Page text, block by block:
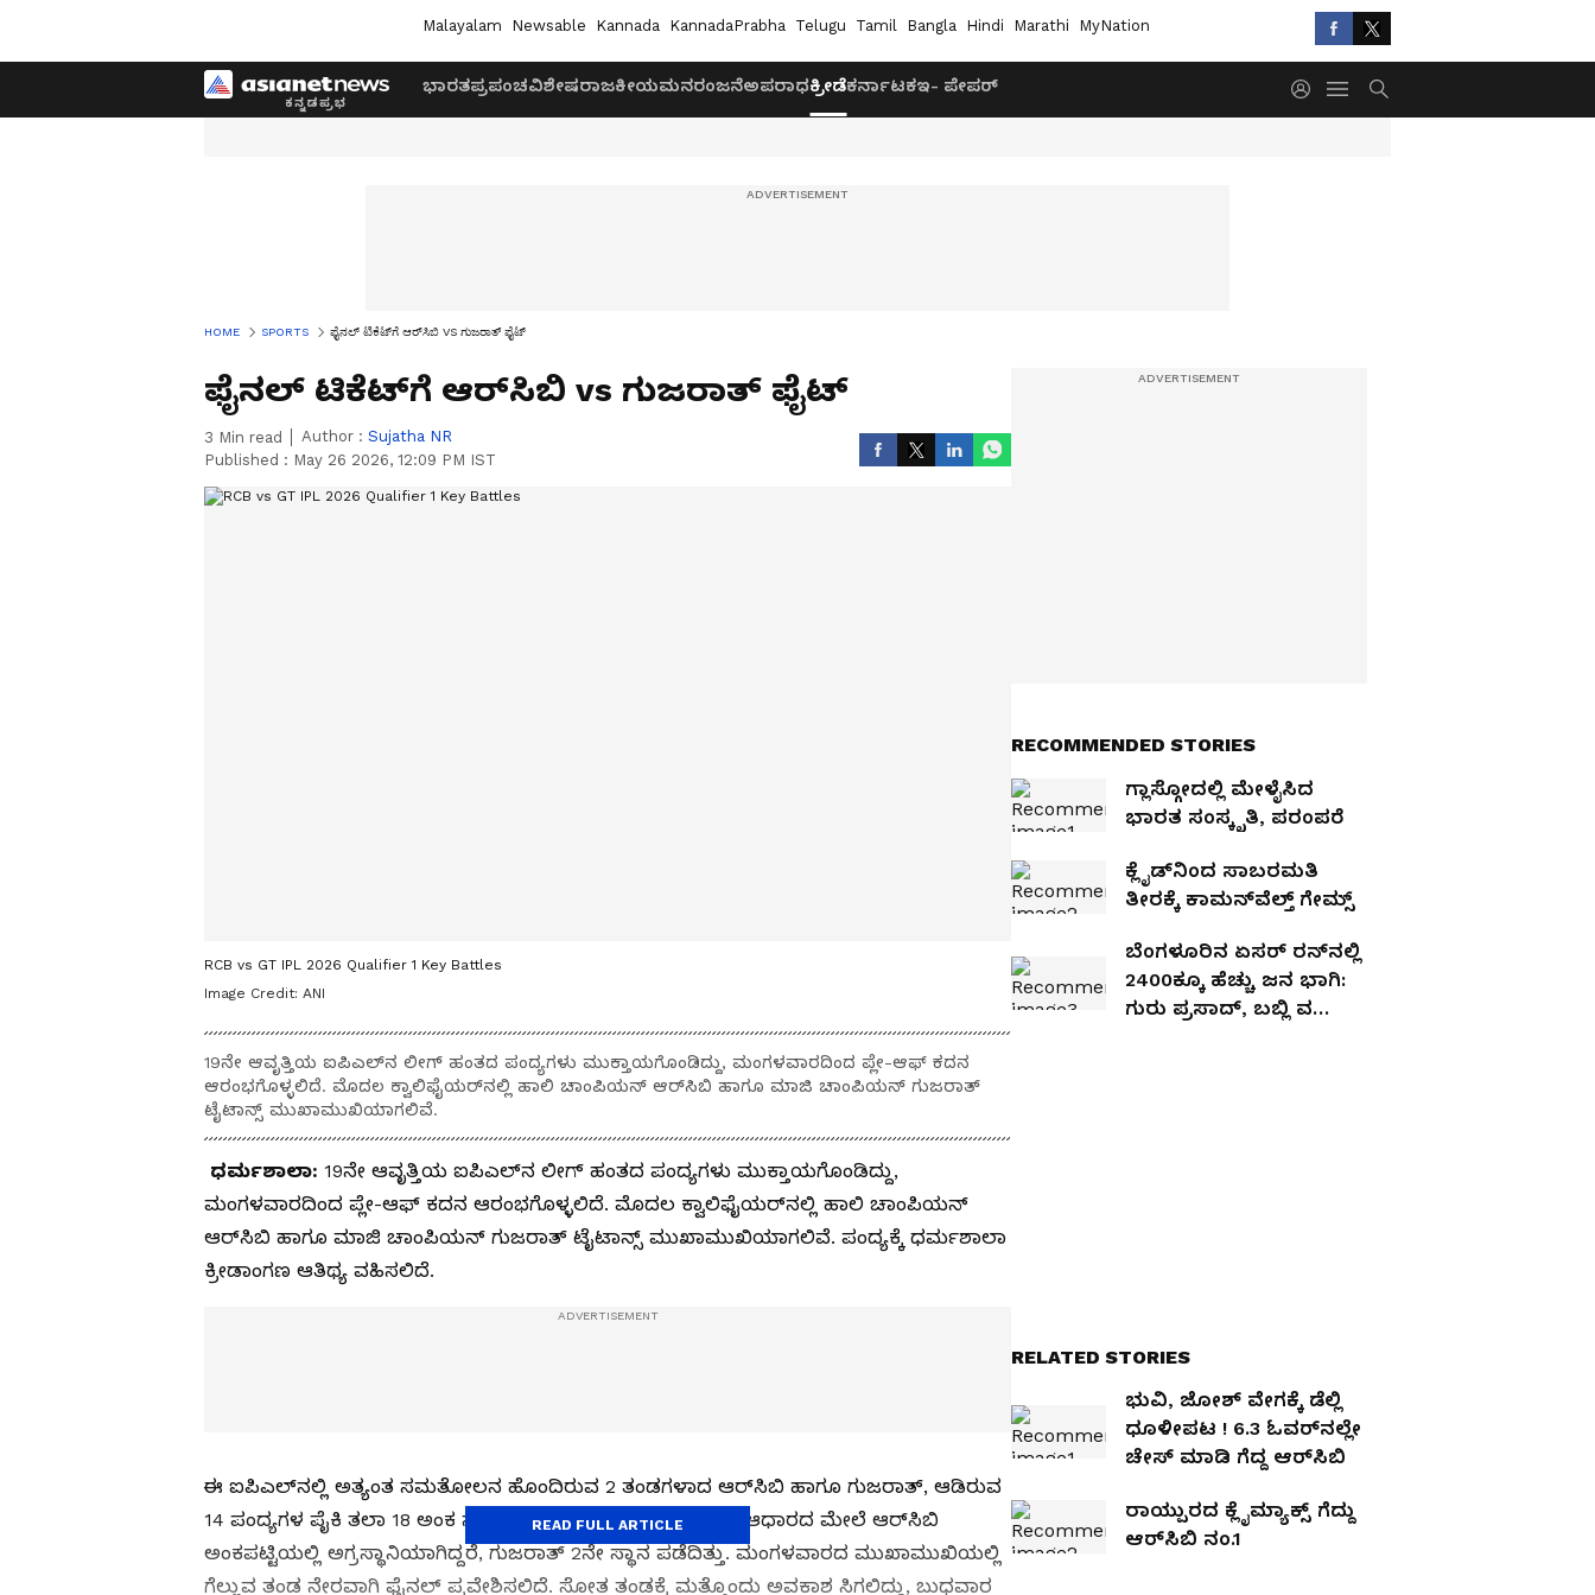
Malayalam Newsable Kannada KannadaPrabha Telugu Tamil Bangla Hindi Marathi MyNation
ಭಾರತಪ್ರಪಂಚವಿಶೇಷರಾಜಕೀಯಮನರಂಜನೆಅಪರಾಧಕ್ರೀಡೆಕರ್ನಾಟಕಇ- ಪೇಪರ್
HOME SPORTS ಫೈನಲ್‌ ಟಿಕೆಟ್‌ಗೆ ಆರ್‌ಸಿಬಿ VS ಗುಜರಾತ್ ಫೈಟ್
ಫೈನಲ್‌ ಟಿಕೆಟ್‌ಗೆ ಆರ್‌ಸಿಬಿ vs ಗುಜರಾತ್ ಫೈಟ್
3 Min read Author : Sujatha NR
Published : May 26 2026, 12:09 PM IST
RCB vs GT IPL 2026 Qualifier 1 Key Battles
Image Credit: ANI
19ನೇ ಆವೃತ್ತಿಯ ಐಪಿಎಲ್‌ನ ಲೀಗ್‌ ಹಂತದ ಪಂದ್ಯಗಳು ಮುಕ್ತಾಯಗೊಂಡಿದ್ದು, ಮಂಗಳವಾರದಿಂದ ಪ್ಲೇ-ಆಫ್‌ ಕದನ
ಆರಂಭಗೊಳ್ಳಲಿದೆ. ಮೊದಲ ಕ್ವಾಲಿಫೈಯರ್‌ನಲ್ಲಿ ಹಾಲಿ ಚಾಂಪಿಯನ್‌ ಆರ್‌ಸಿಬಿ ಹಾಗೂ ಮಾಜಿ ಚಾಂಪಿಯನ್‌ ಗುಜರಾತ್‌
ಟೈಟಾನ್ಸ್‌ ಮುಖಾಮುಖಿಯಾಗಲಿವೆ.
ಧರ್ಮಶಾಲಾ: 19ನೇ ಆವೃತ್ತಿಯ ಐಪಿಎಲ್‌ನ ಲೀಗ್‌ ಹಂತದ ಪಂದ್ಯಗಳು ಮುಕ್ತಾಯಗೊಂಡಿದ್ದು,
ಮಂಗಳವಾರದಿಂದ ಪ್ಲೇ-ಆಫ್‌ ಕದನ ಆರಂಭಗೊಳ್ಳಲಿದೆ. ಮೊದಲ ಕ್ವಾಲಿಫೈಯರ್‌ನಲ್ಲಿ ಹಾಲಿ ಚಾಂಪಿಯನ್‌
ಆರ್‌ಸಿಬಿ ಹಾಗೂ ಮಾಜಿ ಚಾಂಪಿಯನ್‌ ಗುಜರಾತ್‌ ಟೈಟಾನ್ಸ್‌ ಮುಖಾಮುಖಿಯಾಗಲಿವೆ. ಪಂದ್ಯಕ್ಕೆ ಧರ್ಮಶಾಲಾ
ಕ್ರೀಡಾಂಗಣ ಆತಿಥ್ಯ ವಹಿಸಲಿದೆ.
ಈ ಐಪಿಎಲ್‌ನಲ್ಲಿ ಅತ್ಯಂತ ಸಮತೋಲನ ಹೊಂದಿರುವ 2 ತಂಡಗಳಾದ ಆರ್‌ಸಿಬಿ ಹಾಗೂ ಗುಜರಾತ್‌, ಆಡಿರುವ
14 ಪಂದ್ಯಗಳ ಪೈಕಿ ತಲಾ 18 ಅಂಕ ಸಂಪಾದಿಸಿವೆ. ಆದರೆ ನೆಟ್‌ ರನ್‌ರೇಟ್‌ ಆಧಾರದ ಮೇಲೆ ಆರ್‌ಸಿಬಿ
ಅಂಕಪಟ್ಟಿಯಲ್ಲಿ ಅಗ್ರಸ್ಥಾನಿಯಾಗಿದ್ದರೆ, ಗುಜರಾತ್‌ 2ನೇ ಸ್ಥಾನ ಪಡೆದಿತ್ತು. ಮಂಗಳವಾರದ ಮುಖಾಮುಖಿಯಲ್ಲಿ
ಗೆಲ್ಲುವ ತಂಡ ನೇರವಾಗಿ ಫೈನಲ್‌ ಪ್ರವೇಶಿಸಲಿದೆ. ಸೋತ ತಂಡಕ್ಕೆ ಮತ್ತೊಂದು ಅವಕಾಶ ಸಿಗಲಿದ್ದು, ಬುಧವಾರ
READ FULL ARTICLE
RECOMMENDED STORIES
ಗ್ಲಾಸ್ಗೋದಲ್ಲಿ ಮೇಳೈಸಿದ
ಭಾರತ ಸಂಸ್ಕೃತಿ, ಪರಂಪರೆ
ಕ್ಲೈಡ್‌ನಿಂದ ಸಾಬರಮತಿ
ತೀರಕ್ಕೆ ಕಾಮನ್‌ವೆಲ್ತ್‌ ಗೇಮ್ಸ್‌
ಬೆಂಗಳೂರಿನ ಏಸರ್ ರನ್‌ನಲ್ಲಿ
2400ಕ್ಕೂ ಹೆಚ್ಚು ಜನ ಭಾಗಿ:
ಗುರು ಪ್ರಸಾದ್, ಬಬ್ಲಿ ವರ್ಮಾ
RELATED STORIES
ಭುವಿ, ಜೋಶ್‌ ವೇಗಕ್ಕೆ ಡೆಲ್ಲಿ
ಧೂಳೀಪಟ ! 6.3 ಓವರ್‌ನಲ್ಲೇ
ಚೇಸ್‌ ಮಾಡಿ ಗೆದ್ದ ಆರ್‌ಸಿಬಿ
ರಾಯ್ಪುರದ ಕ್ಲೈಮ್ಯಾಕ್ಸ್‌ ಗೆದ್ದು
ಆರ್‌ಸಿಬಿ ನಂ.1